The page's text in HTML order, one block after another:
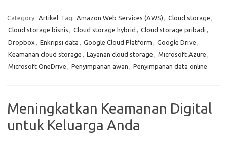
Category: Artikel Tag: Amazon Web Services (AWS) , Cloud storage ,
Cloud storage bisnis , Cloud storage hybrid , Cloud storage pribadi ,
Dropbox , Enkripsi data , Google Cloud Platform , Google Drive ,
Keamanan cloud storage , Layanan cloud storage , Microsoft Azure ,
Microsoft OneDrive , Penyimpanan awan , Penyimpanan data online
Meningkatkan Keamanan Digital
untuk Keluarga Anda